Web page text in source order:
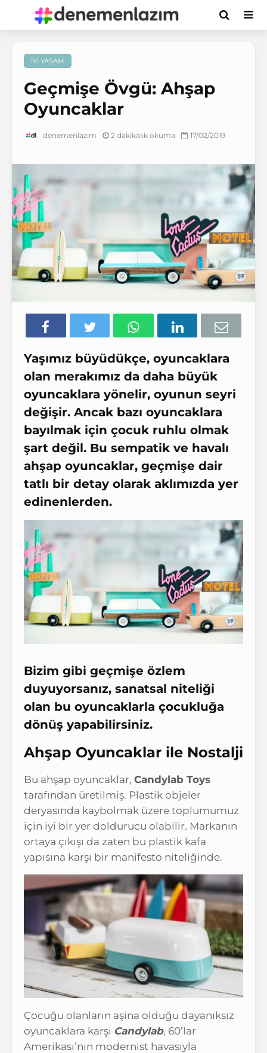
İYI YAŞAM
Geçmişe Övgü: Ahşap
Oyuncaklar
denemenlazım 2 dakikalık okuma 17/02/2019
Yaşımız büyüdükçe, oyuncaklara
olan merakımız da daha büyük
oyuncaklara yönelir, oyunun seyri
değişir. Ancak bazı oyuncaklara
bayılmak için çocuk ruhlu olmak
şart değil. Bu sempatik ve havalı
ahşap oyuncaklar, geçmişe dair
tatlı bir detay olarak aklımızda yer
edinenlerden.
Bizim gibi geçmişe özlem
duyuyorsanız, sanatsal niteliği
olan bu oyuncaklarla çocukluğa
dönüş yapabilirsiniz.
Ahşap Oyuncaklar ile Nostalji
Bu ahşap oyuncaklar, Candylab Toys
tarafından üretilmiş. Plastik objeler
deryasında kaybolmak üzere toplumumuz
için iyi bir yer doldurucu olabilir. Markanın
ortaya çıkışı da zaten bu plastik kafa
yapısına karşı bir manifesto niteliğinde.
Çocuğu olanların aşina olduğu dayanıksız
oyuncaklara karşı Candylab, 60’lar
Amerikası’nın modernist havasıyla